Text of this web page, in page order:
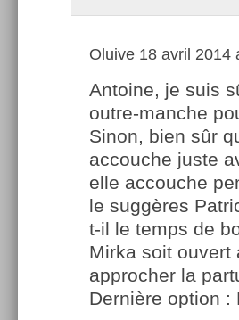
Oluive 18 avril 2014
Antoine, je suis
outre-manche
Sinon, bien sûr
accouche juste
elle accouche
le suggères
t-il le temps de
Mirka soit ouvert
approcher la
Dernière option